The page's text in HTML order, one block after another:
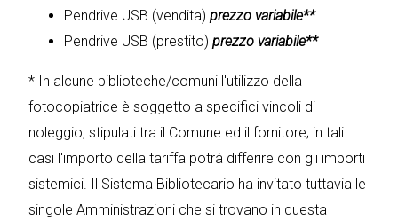
Pendrive USB (vendita) prezzo variabile**
Pendrive USB (prestito) prezzo variabile**
* In alcune biblioteche/comuni l'utilizzo della
fotocopiatrice è soggetto a specifici vincoli di
noleggio, stipulati tra il Comune ed il fornitore; in tali
casi l'importo della tariffa potrà differire con gli importi
sistemici. Il Sistema Bibliotecario ha invitato tuttavia le
singole Amministrazioni che si trovano in questa